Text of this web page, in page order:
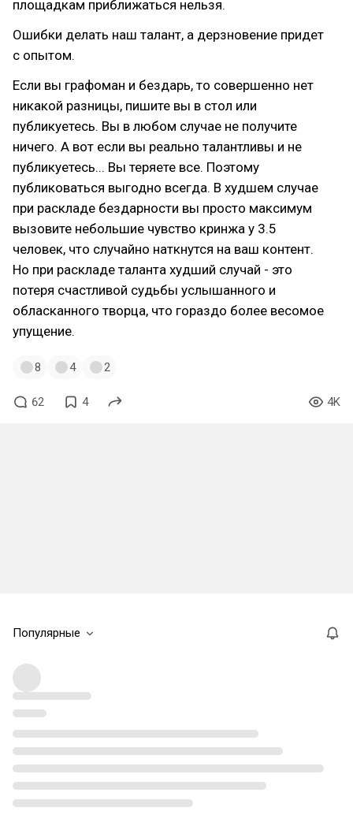
площадкам приближаться нельзя.
Ошибки делать наш талант, а дерзновение придет
с опытом.
Если вы графоман и бездарь, то совершенно нет
никакой разницы, пишите вы в стол или
публикуетесь. Вы в любом случае не получите
ничего. А вот если вы реально талантливы и не
публикуетесь... Вы теряете все. Поэтому
публиковаться выгодно всегда. В худшем случае
при раскладе бездарности вы просто максимум
вызовите небольшие чувство кринжа у 3.5
человек, что случайно наткнутся на ваш контент.
Но при раскладе таланта худший случай - это
потеря счастливой судьбы услышанного и
обласканного творца, что гораздо более весомое
упущение.
8 4 2
62 4 4K
Популярные